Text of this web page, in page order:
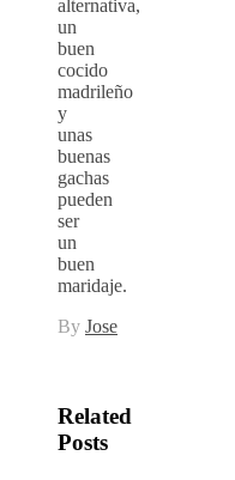
alternativa,
un
buen
cocido
madrileño
y
unas
buenas
gachas
pueden
ser
un
buen
maridaje.
By Jose
Related
Posts